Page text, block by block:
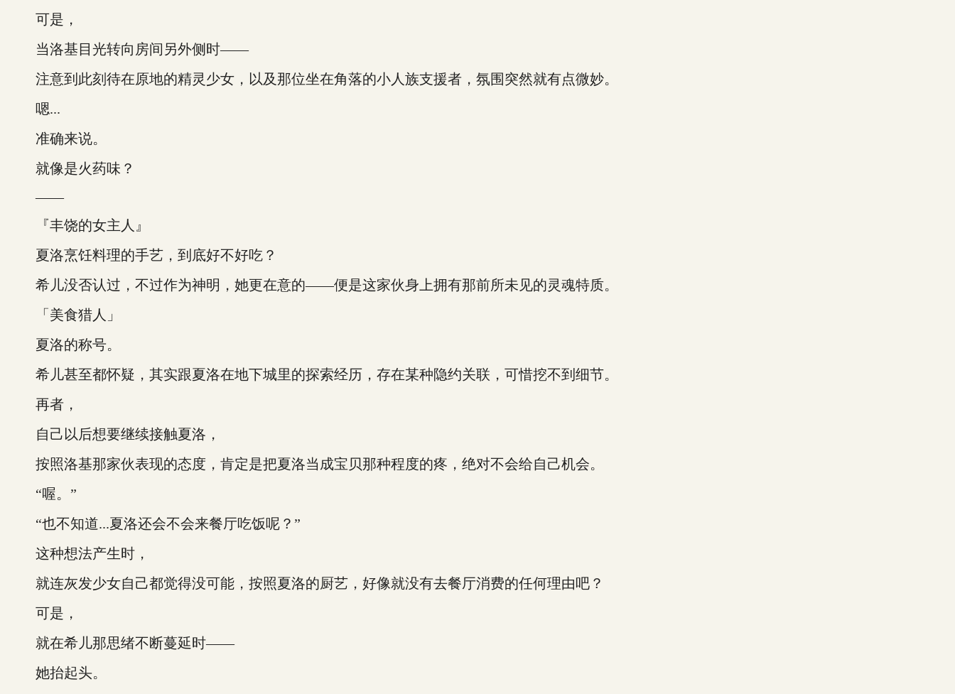
可是，
当洛基目光转向房间另外侧时——
注意到此刻待在原地的精灵少女，以及那位坐在角落的小人族支援者，氛围突然就有点微妙。
嗯...
准确来说。
就像是火药味？
——
『丰饶的女主人』
夏洛烹饪料理的手艺，到底好不好吃？
希儿没否认过，不过作为神明，她更在意的——便是这家伙身上拥有那前所未见的灵魂特质。
「美食猎人」
夏洛的称号。
希儿甚至都怀疑，其实跟夏洛在地下城里的探索经历，存在某种隐约关联，可惜挖不到细节。
再者，
自己以后想要继续接触夏洛，
按照洛基那家伙表现的态度，肯定是把夏洛当成宝贝那种程度的疼，绝对不会给自己机会。
“喔。”
“也不知道...夏洛还会不会来餐厅吃饭呢？”
这种想法产生时，
就连灰发少女自己都觉得没可能，按照夏洛的厨艺，好像就没有去餐厅消费的任何理由吧？
可是，
就在希儿那思绪不断蔓延时——
她抬起头。